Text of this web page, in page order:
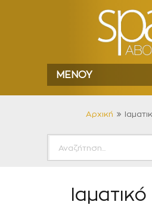
ΜΕΝΟΎ
Αρχική